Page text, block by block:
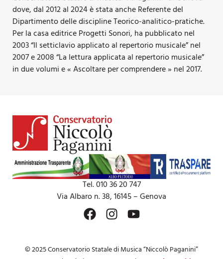
dove, dal 2012 al 2024 è stata anche Referente del
Dipartimento delle discipline Teorico-analitico-pratiche.
Per la casa editrice Progetti Sonori, ha pubblicato nel
2003 “Il setticlavio applicato al repertorio musicale” nel
2007 e 2008 “La lettura applicata al repertorio musicale”
in due volumi e « Ascoltare per comprendere » nel 2017.
Tel. 010 36 20 747
Via Albaro n. 38, 16145 – Genova
© 2025 Conservatorio Statale di Musica “Niccolò Paganini”